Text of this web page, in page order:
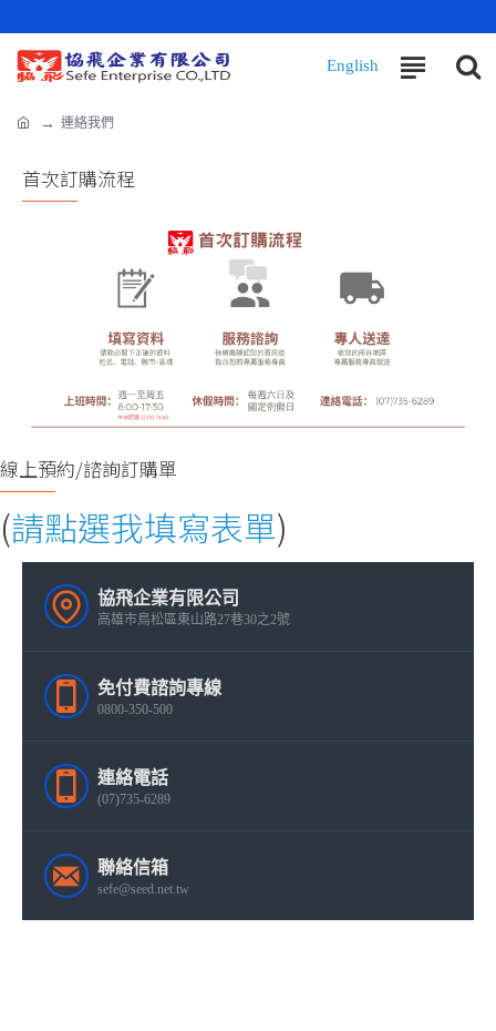
連絡我們
首次訂購流程
線上預約/諮詢訂購單
(請點選我填寫表單)
協飛企業有限公司
高雄市鳥松區東山路27巷30之2號
免付費諮詢專線
0800-350-500
連絡電話
(07)735-6289
聯絡信箱
sefe@seed.net.tw